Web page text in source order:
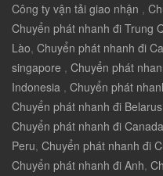
Công ty vận tải giao nhận ,
Chuyển phát nhanh đi Trung
Lào, Chuyển phát nhanh đi
singapore , Chuyển phát
Indonesia , Chuyển phát
Chuyển phát nhanh đi Belarus
Chuyển phát nhanh đi Canada
Peru, Chuyển phát nhanh đi
Chuyển phát nhanh đi Anh,